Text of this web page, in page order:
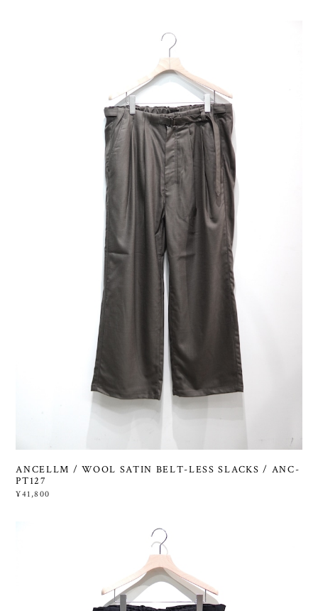
ANCELLM / WOOL SATIN BELT-LESS SLACKS / ANC-
PT127
¥41,800